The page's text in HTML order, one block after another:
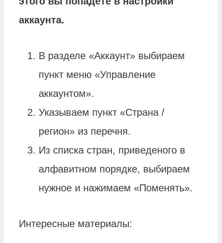
аккаунта.
В разделе «Аккаунт» выбираем
пункт меню «Управление
аккаунтом».
Указываем пункт «Страна /
регион» из перечня.
Из списка стран, приведеного в
алфавитном порядке, выбираем
нужное и нажимаем «Поменять».
Интересные материалы: